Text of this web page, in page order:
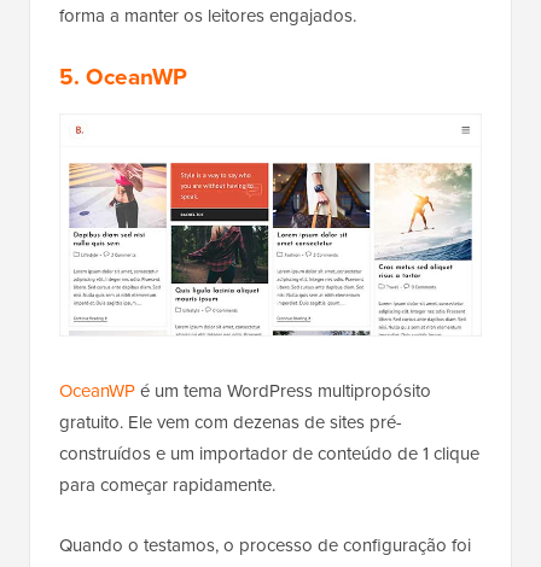
forma a manter os leitores engajados.
5. OceanWP
OceanWPé um tema WordPress multipropósito
gratuito. Ele vem com dezenas de sites pré-
construídos e um importador de conteúdo de 1 clique
para começar rapidamente.
Quando o testamos, o processo de configuração foi